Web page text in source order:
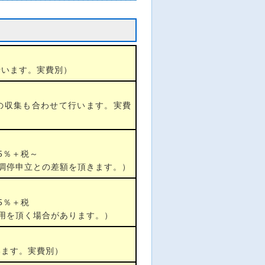
ます。実費別）
集も合わせて行います。実費
＋税～
申立との差額を頂きます。）
＋税
頂く場合があります。）
す。実費別）